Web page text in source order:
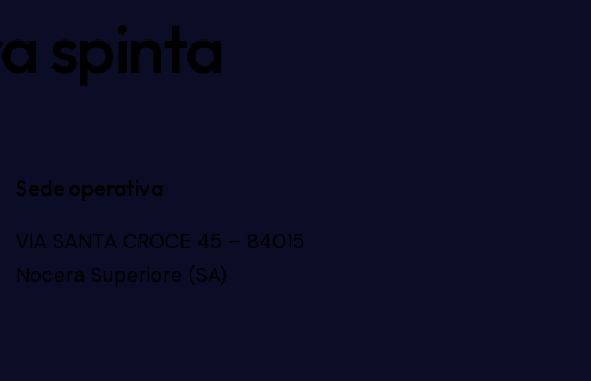
spinta
Sede operativa
VIA SANTA CROCE 45 – 84015
Nocera Superiore (SA)